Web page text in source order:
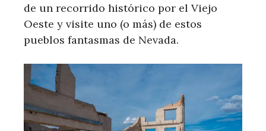
de un recorrido histórico por el Viejo
Oeste y visite uno (o más) de estos
pueblos fantasmas de Nevada.